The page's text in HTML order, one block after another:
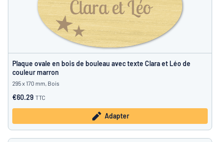
Plaque ovale en bois de bouleau avec texte Clara et Léo de
couleur marron
295 x 170 mm, Bois
€60.29 TTC
Adapter